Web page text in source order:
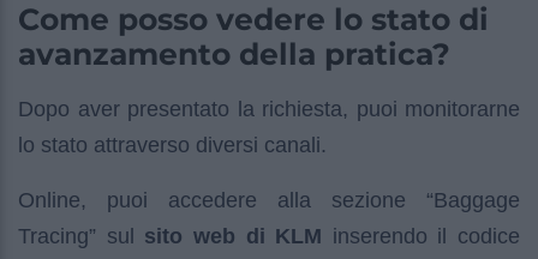
Come posso vedere lo stato di
avanzamento della pratica?
Dopo aver presentato la richiesta, puoi monitorarne
lo stato attraverso diversi canali.
Online, puoi accedere alla sezione “Baggage
Tracing” sul sito web di KLM inserendo il codice